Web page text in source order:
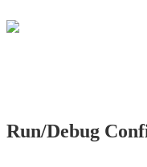
Run/Debug